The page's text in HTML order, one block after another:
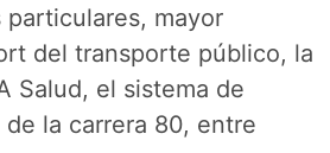
mayor
del transporte público, la
Salud, el sistema de
la carrera 80, entre